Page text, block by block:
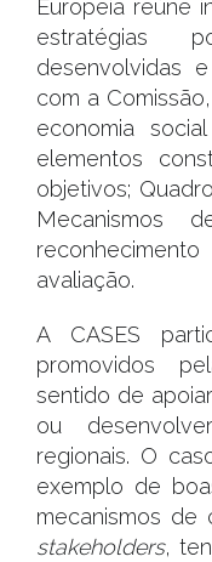
Europeia reúne
estratégias
desenvolvidas
com a
economia
elementos
objetivos;
Mecanismos
avaliação.
A CASES
promovidos
sentido de
ou
regionais. O
exemplo de
mecanismos de
stakeholders,